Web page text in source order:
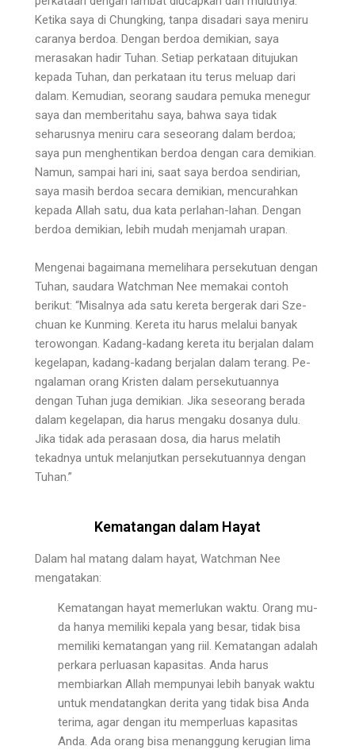
Ketika saya di Chungking, tanpa disadari saya meniru
caranya berdoa. Dengan berdoa demikian, saya
merasakan hadir Tuhan. Setiap perkataan ditujukan
kepada Tuhan, dan perkataan itu terus meluap dari
dalam. Kemudian, seorang saudara pemuka menegur
saya dan memberitahu saya, bahwa saya tidak
seharusnya meniru cara seseorang dalam berdoa;
saya pun menghentikan berdoa dengan cara demikian.
Namun, sampai hari ini, saat saya berdoa sendirian,
saya masih berdoa secara demikian, mencurahkan
kepada Allah satu, dua kata perlahan-lahan. Dengan
berdoa demiki­an, lebih mudah menjamah urapan.
Mengenai bagaimana memelihara persekutuan de­ngan
Tuhan, saudara Watchman Nee memakai contoh
berikut: “Misalnya ada satu kereta bergerak dari Sze­
chuan ke Kunming. Kereta itu harus melalui banyak
terowongan. Kadang-kadang kereta itu berjalan dalam
kegelapan, kadang-kadang berjalan dalam terang. Pe­
ngalaman orang Kristen dalam persekutuannya
dengan Tuhan juga demikian. Jika seseorang berada
dalam ke­gelapan, dia harus mengaku dosanya dulu.
Jika tidak ada perasaan dosa, dia harus melatih
tekadnya untuk melanjutkan persekutuannya dengan
Tuhan.”
Kematangan dalam Hayat
Dalam hal matang dalam hayat, Watchman Nee
mengatakan:
Kematangan hayat memerlukan waktu. Orang mu­
da hanya memiliki kepala yang besar, tidak bisa
memiliki kematangan yang riil. Kematangan adalah
perkara per­luasan kapasitas. Anda harus
membiarkan Allah mem­punyai lebih banyak waktu
untuk mendatangkan derita yang tidak bisa Anda
terima, agar dengan itu memper­luas kapasitas
Anda. Ada orang bisa menanggung keru­gian lima